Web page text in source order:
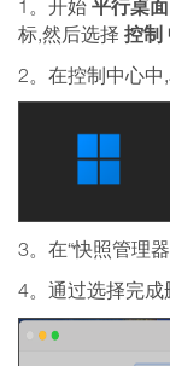
1。开始 平行桌面
标,然后选择 控制
2。在控制中心中
3。在“快照管理
4。通过选择完成